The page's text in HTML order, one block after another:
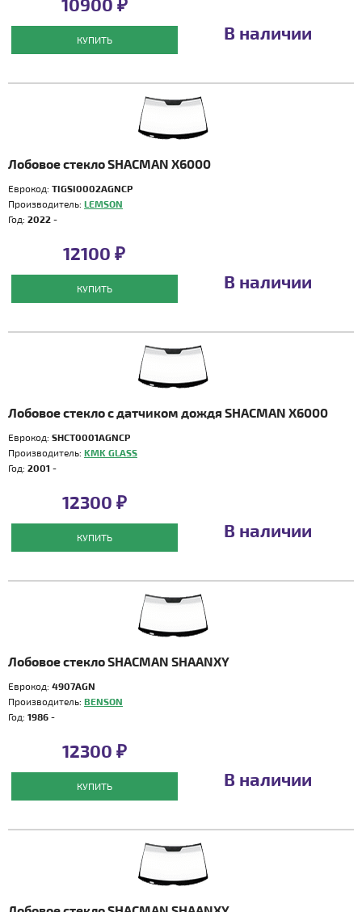
КУПИТЬ В наличии
Лобовое стекло SHACMAN X6000
Еврокод: TIGSI0002AGNCP
Производитель: LEMSON
Год: 2022 -
12100 ₽
КУПИТЬ В наличии
Лобовое стекло с датчиком дождя SHACMAN X6000
Еврокод: SHCT0001AGNCP
Производитель: KMK GLASS
Год: 2001 -
12300 ₽
КУПИТЬ В наличии
Лобовое стекло SHACMAN SHAANXY
Еврокод: 4907AGN
Производитель: BENSON
Год: 1986 -
12300 ₽
КУПИТЬ В наличии